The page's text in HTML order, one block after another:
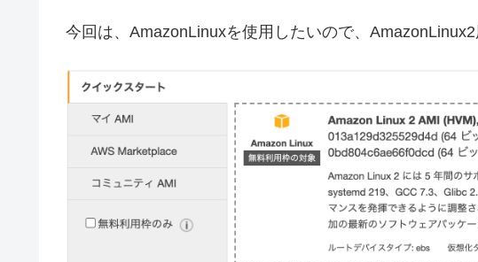
今回は、AmazonLinuxを使用したいので、AmazonLinux2